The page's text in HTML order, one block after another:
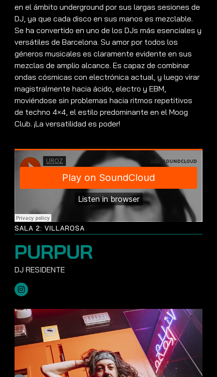
en el ámbito underground por sus largas sesiones de
DJ, ya que cada disco en sus manos es mezclable.
Se ha convertido en uno de los DJs más esenciales y
versátiles de Barcelona. Su amor por todos los
géneros musicales es claramente evidente en sus
mezclas de amplio alcance. Es capaz de combinar
ondas cósmicas con electrónica actual, y luego virar
magistralmente hacia ácido, electro y EBM,
moviéndose sin problemas hacia ritmos repetitivos
de techno 4×4, el estilo predominante en el Moog
Club. ¡La versatilidad es poder!
SALA 2: VILLAROSA
PURPUR